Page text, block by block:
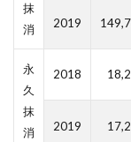
抹
消
2019
永
久
抹
消
2018
2019